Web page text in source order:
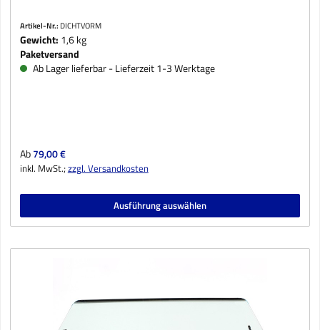
Artikel-Nr.: DICHTVORM
Gewicht: 1,6 kg
Paketversand
Ab Lager lieferbar - Lieferzeit 1-3 Werktage
Regulärer Preis:
Ab79,00 €
inkl. MwSt.;zzgl. Versandkosten
Ausführung auswählen